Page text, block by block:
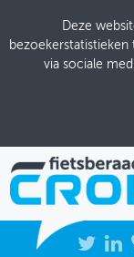
Deze
via sociale